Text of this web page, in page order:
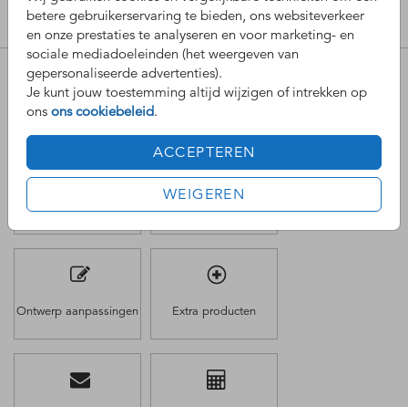
betere gebruikerservaring te bieden, ons websiteverkeer
en onze prestaties te analyseren en voor marketing- en
sociale mediadoeleinden (het weergeven van
gepersonaliseerde advertenties).
Je kunt jouw toestemming altijd wijzigen of intrekken op
ons ons cookiebeleid.
ACCEPTEREN
WEIGEREN
Stel je vraag hieronder en vul je gegevens in. We doen ons
uiterste best om deze zo snel mogelijk te beantwoorden.
Over welk onderwerp gaat de vraag?
Selecteer een onderwerp.
Ontwerp aanpassingen Extra producten